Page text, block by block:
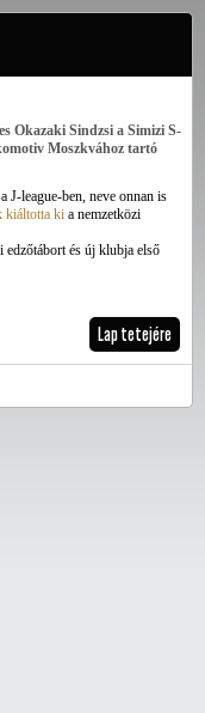
Okazaki Sindzsi a Simizi S-
Moszkvához tartó
J-league-ben, neve onnan is
kiáltotta ki a nemzetközi
edzőtábort és új klubja első
Lap tetejére